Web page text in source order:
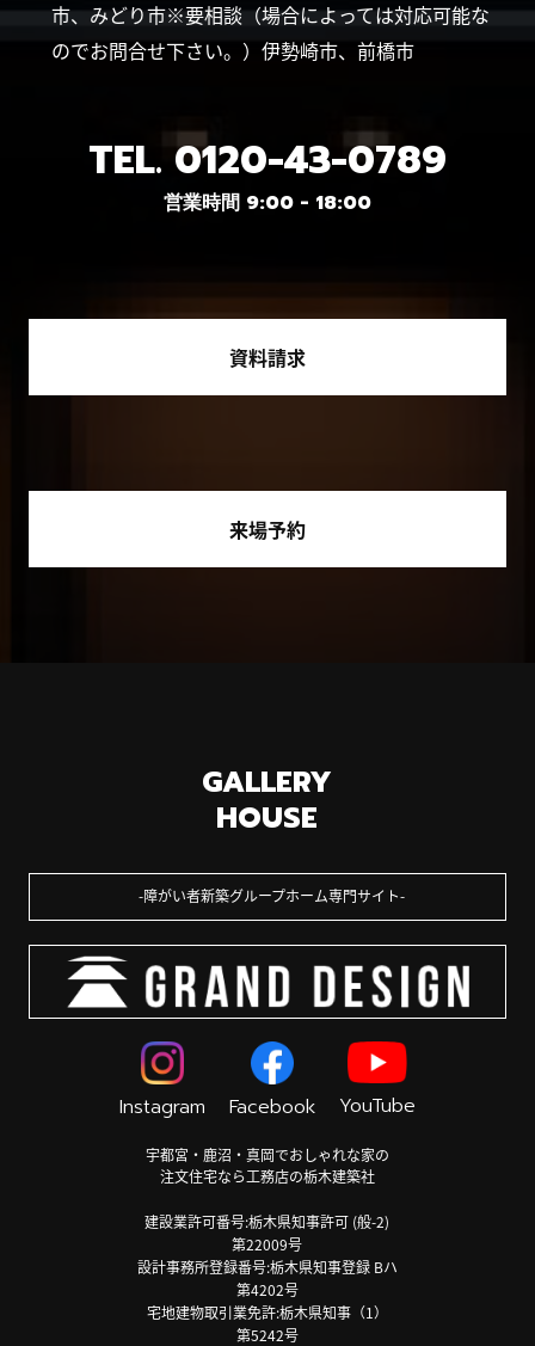
市、みどり市※要相談（場合によっては対応可能な
のでお問合せ下さい。）伊勢崎市、前橋市
TEL. 0120-43-0789
営業時間 9:00 - 18:00
資料請求
来場予約
GALLERY
HOUSE
障がい者新築グループホーム専門サイト
Instagram Facebook YouTube
宇都宮・鹿沼・真岡でおしゃれな家の
注文住宅なら工務店の栃木建築社
建設業許可番号:栃木県知事許可 (般-2)
第22009号
設計事務所登録番号:栃木県知事登録 Bハ
第4202号
宅地建物取引業免許:栃木県知事（1）
第5242号